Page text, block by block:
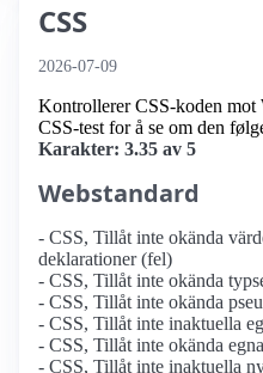
CSS
2026-07-09
Kontrollerer CSS-koden mot
CSS-test for å se om den
Karakter: 3.35 av 5
Webstandard
- CSS, Tillåt inte okända
deklarationer (fel)
- CSS, Tillåt inte okända
- CSS, Tillåt inte okända
- CSS, Tillåt inte inaktuella
- CSS, Tillåt inte okända
- CSS, Tillåt inte inaktuella